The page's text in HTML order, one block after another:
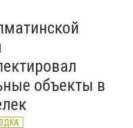
объекты в